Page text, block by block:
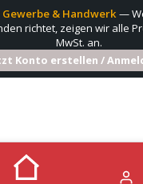
& Handwerk—
richtet, zeigen wir alle
MwSt. an.
Konto erstellen /